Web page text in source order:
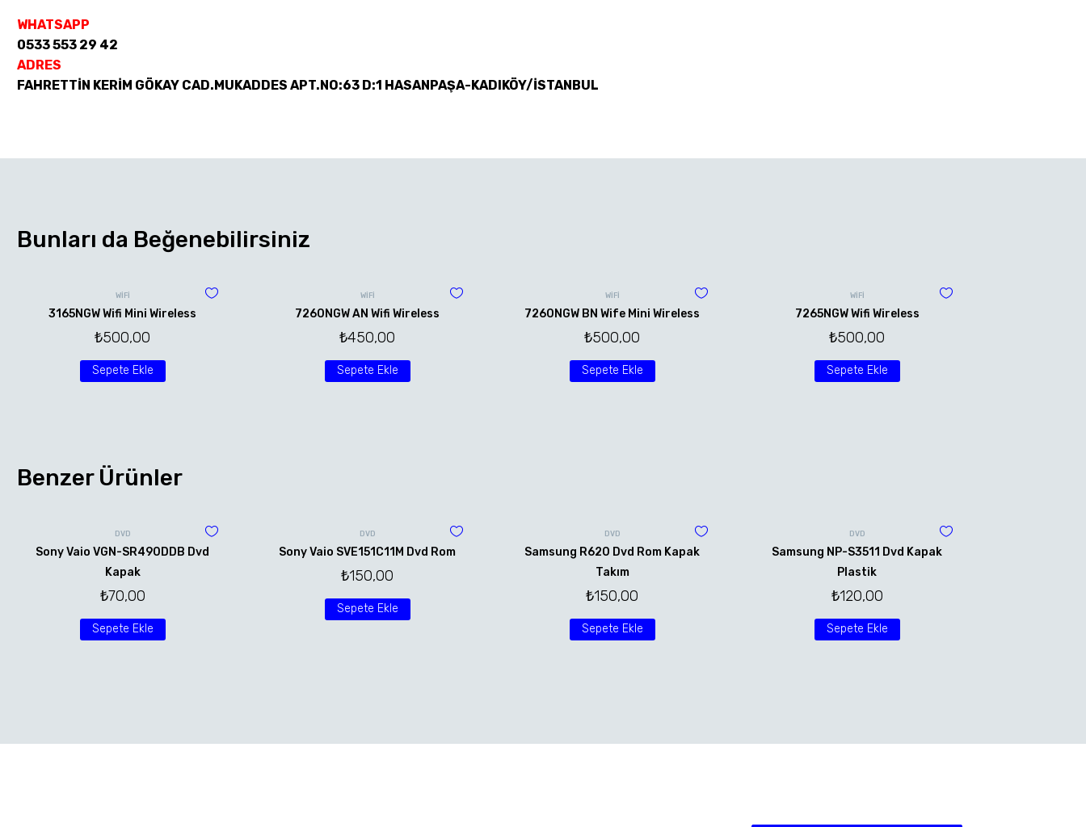
WHATSAPP
0533 553 29 42
ADRES
FAHRETTİN KERİM GÖKAY CAD.MUKADDES APT.NO:63 D:1 HASANPAŞA-KADIKÖY/İSTANBUL
Bunları da Beğenebilirsiniz
WİFİ
3165NGW Wifi Mini Wireless
₺500,00
Sepete Ekle
WİFİ
7260NGW AN Wifi Wireless
₺450,00
Sepete Ekle
WİFİ
7260NGW BN Wife Mini Wireless
₺500,00
Sepete Ekle
WİFİ
7265NGW Wifi Wireless
₺500,00
Sepete Ekle
Benzer Ürünler
DVD
Sony Vaio VGN-SR490DDB Dvd
Kapak
₺70,00
Sepete Ekle
DVD
Sony Vaio SVE151C11M Dvd Rom
₺150,00
Sepete Ekle
DVD
Samsung R620 Dvd Rom Kapak
Takım
₺150,00
Sepete Ekle
DVD
Samsung NP-S3511 Dvd Kapak
Plastik
₺120,00
Sepete Ekle